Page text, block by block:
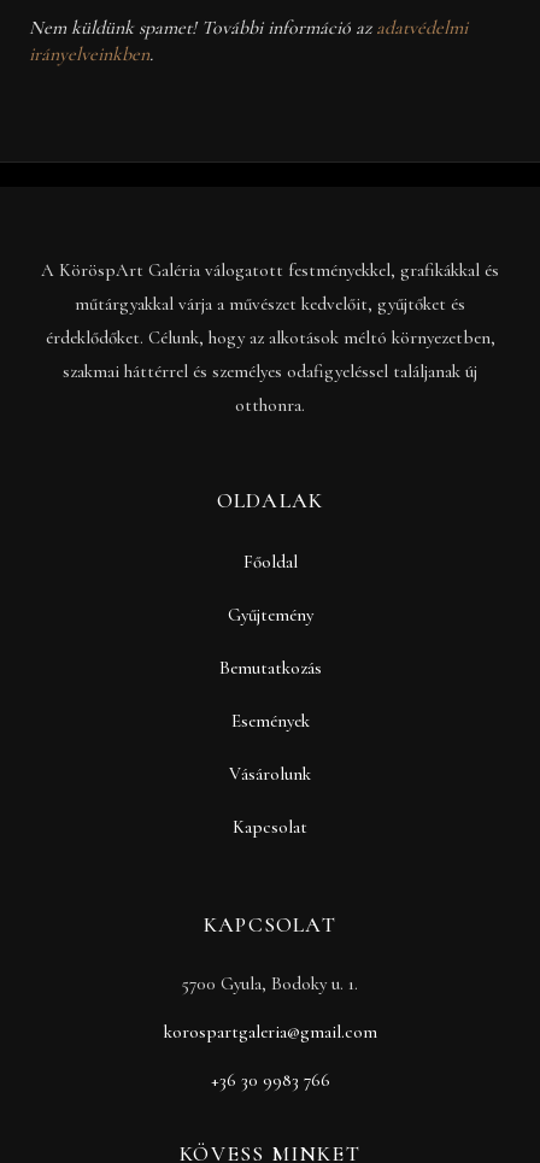
Nem küldünk spamet! További információ az adatvédelmi
irányelveinkben.
A KöröspArt Galéria válogatott festményekkel, grafikákkal és
műtárgyakkal várja a művészet kedvelőit, gyűjtőket és
érdeklődőket. Célunk, hogy az alkotások méltó környezetben,
szakmai háttérrel és személyes odafigyeléssel találjanak új
otthonra.
OLDALAK
Főoldal
Gyűjtemény
Bemutatkozás
Események
Vásárolunk
Kapcsolat
KAPCSOLAT
5700 Gyula, Bodoky u. 1.
korospartgaleria@gmail.com
+36 30 9983 766
KÖVESS MINKET